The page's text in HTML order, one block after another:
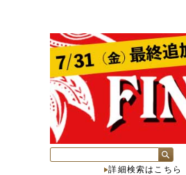
詳細検索はこちら